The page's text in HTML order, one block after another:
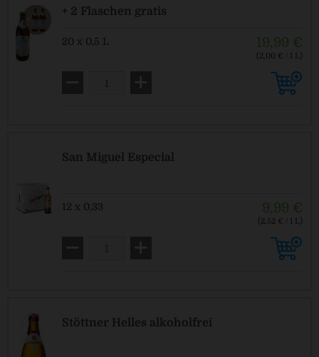
+ 2 Flaschen gratis
20 x 0,5 L 19,99 €
(2,00 € / 1 L)
San Miguel Especial
12 x 0,33 9,99 €
(2,52 € / 1 L)
Stöttner Helles alkoholfrei